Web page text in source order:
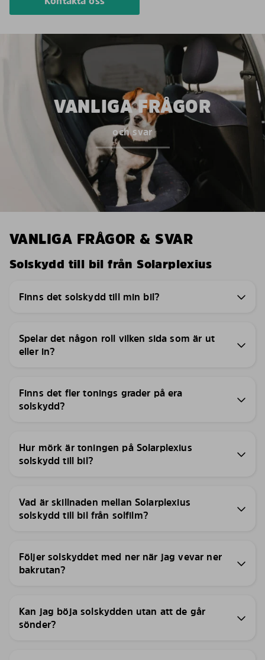
VANLIGA FRÅGOR
och svar
VANLIGA FRÅGOR & SVAR
Solskydd till bil från Solarplexius
Finns det solskydd till min bil?
Spelar det någon roll vilken sida som är ut
eller in?
Finns det fler tonings grader på era
solskydd?
Hur mörk är toningen på Solarplexius
solskydd till bil?
Vad är skillnaden mellan Solarplexius
solskydd till bil från solfilm?
Följer solskyddet med ner när jag vevar ner
bakrutan?
Kan jag böja solskydden utan att de går
sönder?